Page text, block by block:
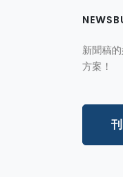
新聞稿
方案！